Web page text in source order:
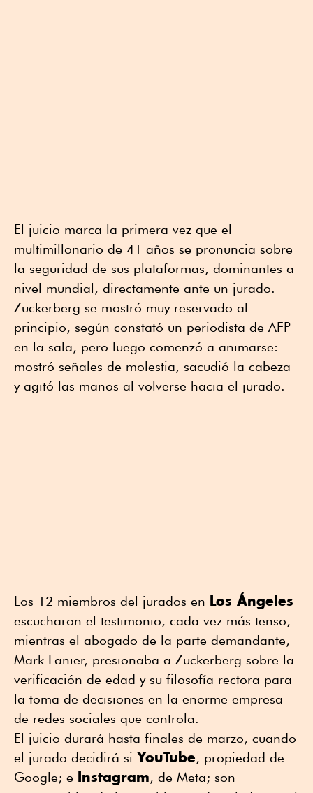
El juicio marca la primera vez que el
multimillonario de 41 años se pronuncia sobre
la seguridad de sus plataformas, dominantes a
nivel mundial, directamente ante un jurado.
Zuckerberg se mostró muy reservado al
principio, según constató un periodista de AFP
en la sala, pero luego comenzó a animarse:
mostró señales de molestia, sacudió la cabeza
y agitó las manos al volverse hacia el jurado.
Los 12 miembros del jurados en Los Ángeles
escucharon el testimonio, cada vez más tenso,
mientras el abogado de la parte demandante,
Mark Lanier, presionaba a Zuckerberg sobre la
verificación de edad y su filosofía rectora para
la toma de decisiones en la enorme empresa
de redes sociales que controla.
El juicio durará hasta finales de marzo, cuando
el jurado decidirá siYouTube, propiedad de
Google; e Instagram, de Meta; son